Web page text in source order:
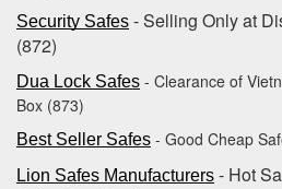
Security Safes - Selling Only at
(872)
Dua Lock Safes - Clearance of
Box (873)
Best Seller Safes - Good Cheap
Lion Safes Manufacturers - Hot